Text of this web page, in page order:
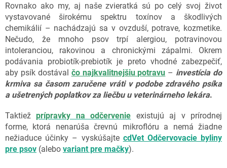
Rovnako ako my, aj naše zvieratká sú po celý svoj život
vystavované širokému spektru toxínov a škodlivých
chemikálií – nachádzajú sa v ovzduší, potrave, kozmetike.
Nečudo, že mnoho psov trpí alergiou, potravinovou
intoleranciou, rakovinou a chronickými zápalmi. Okrem
podávania probiotík-prebiotík je preto vhodné zabezpečiť,
aby psík dostával čo najkvalitnejšiu potravu – investícia do
krmiva sa časom zaručene vráti v podobe zdravého psíka
a ušetrených poplatkov za liečbu u veterinárneho lekára.
Taktiežprípravky na odčervenie existujú aj v prírodnej
forme, ktorá nenarúša črevnú mikroflóru a nemá žiadne
nežiaduce účinky – vyskúšajte cdVet Odčervovacie byliny
pre psov (alebo variant pre mačky).